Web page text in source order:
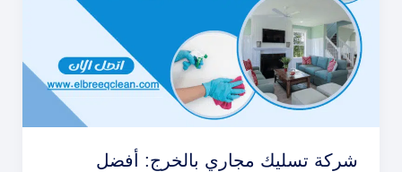
شركة تسليك مجاري بالخرج: أفضل